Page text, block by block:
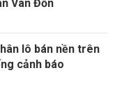
Vân Đồn
lô bán nền trên
cảnh báo